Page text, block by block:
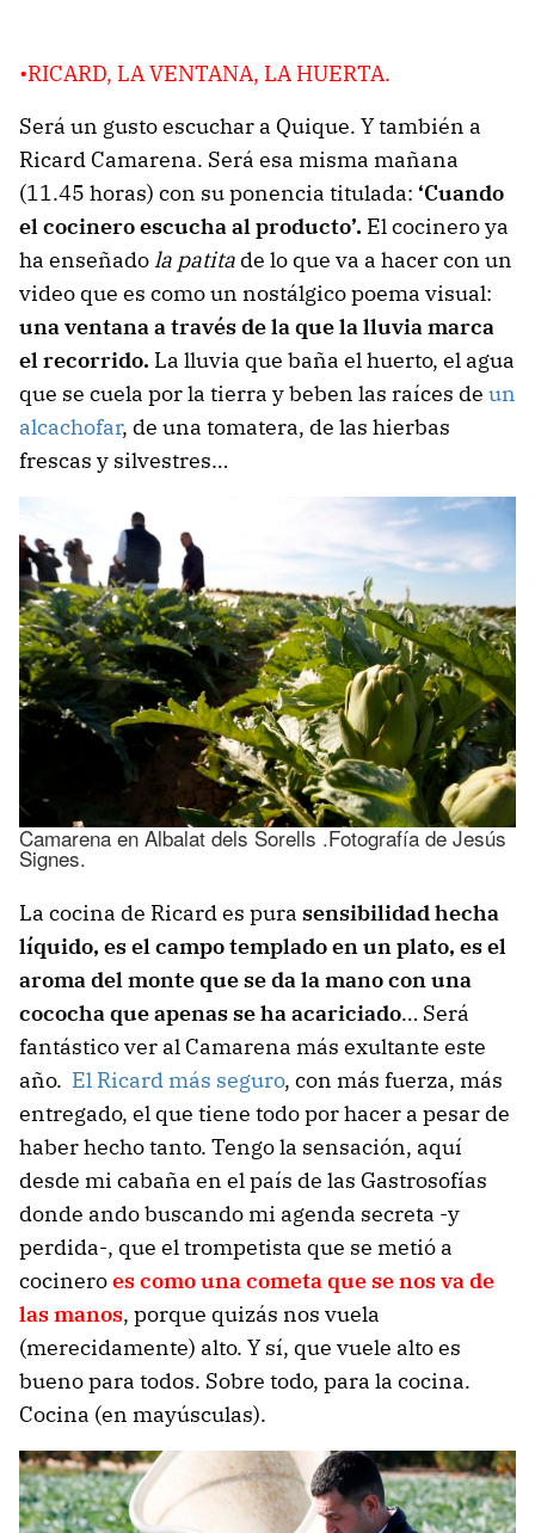
•RICARD, LA VENTANA, LA HUERTA.
Será un gusto escuchar a Quique. Y también a
Ricard Camarena. Será esa misma mañana
(11.45 horas) con su ponencia titulada: ‘Cuando
el cocinero escucha al producto’. El cocinero ya
ha enseñadola patita de lo que va a hacer con un
video que es como un nostálgico poema visual:
una ventana a través de la que la lluvia marca
el recorrido. La lluvia que baña el huerto, el agua
que se cuela por la tierra y beben las raíces de un
alcachofar, de una tomatera, de las hierbas
frescas y silvestres…
Camarena en Albalat dels Sorells .Fotografía de Jesús
Signes.
La cocina de Ricard es pura sensibilidad hecha
líquido, es el campo templado en un plato, es el
aroma del monte que se da la mano con una
cococha que apenas se ha acariciado… Será
fantástico ver al Camarena más exultante este
año. El Ricard más seguro, con más fuerza, más
entregado, el que tiene todo por hacer a pesar de
haber hecho tanto. Tengo la sensación, aquí
desde mi cabaña en el país de las Gastrosofías
donde ando buscando mi agenda secreta -y
perdida-, que el trompetista que se metió a
cocineroes como una cometa que se nos va de
las manos, porque quizás nos vuela
(merecidamente) alto. Y sí, que vuele alto es
bueno para todos. Sobre todo, para la cocina.
Cocina (en mayúsculas).